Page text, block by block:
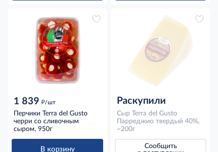
1 839 д/шт
Перчики Terra del Gusto
черри со сливочным
сыром, 950г
В корзину
Раскупили
Сыр Terra del Gusto
Парреджио твердый 40%,
~200г
Сообщить